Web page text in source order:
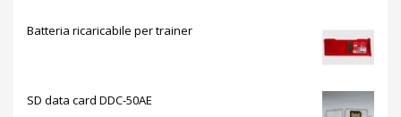
Batteria ricaricabile per trainer
SD data card DDC-50AE